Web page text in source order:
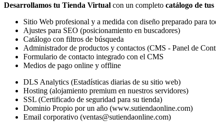
Desarrollamos tu Tienda Virtual con un completo catálogo de
Sitio Web profesional y a medida con diseño preparado para
Ajustes para SEO (posicionamiento en buscadores)
Catálogo con filtros de búsqueda
Administrador de productos y contactos (CMS - Panel de
Formulario de contacto integrado con el CMS
Medios de pago online y offline
DLS Analytics (Estadísticas diarias de su sitio web)
Hosting (alojamiento premium en nuestros servidores)
SSL (Certificado de seguridad para su tienda)
Dominio Propio por un año (www.sutiendaonline.com)
Email corporativo (ventas@sutiendaonline.com)